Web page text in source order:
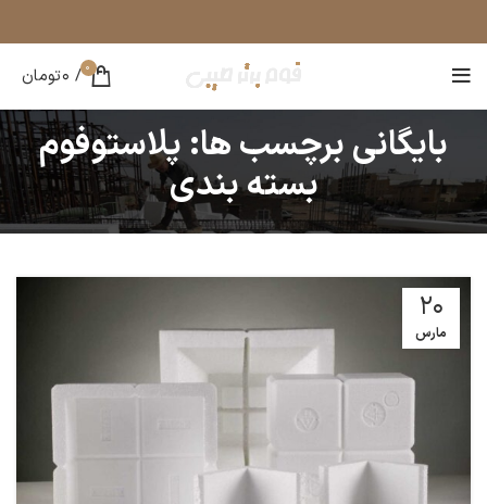
0
/
0تومان
بایگانی برچسب ها: پلاستوفوم
بسته بندی
20
مارس